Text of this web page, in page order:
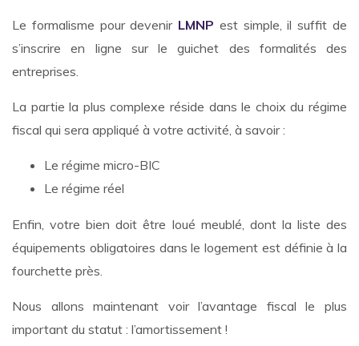
Le formalisme pour devenir LMNP est simple, il suffit de
s’inscrire en ligne sur le guichet des formalités des
entreprises.
La partie la plus complexe réside dans le choix du régime
fiscal qui sera appliqué à votre activité, à savoir :
Le régime micro-BIC
Le régime réel
Enfin, votre bien doit être loué meublé, dont la liste des
équipements obligatoires dans le logement est définie à la
fourchette près.
Nous allons maintenant voir l’avantage fiscal le plus
important du statut : l’amortissement !